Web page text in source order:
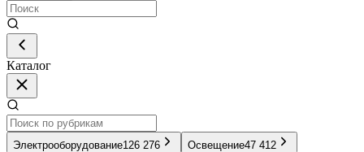
Каталог
Электрооборудование126 276 Освещение47 412